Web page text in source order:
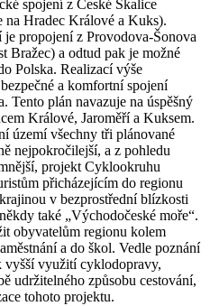
spojení z České Skalice
na Hradec Králové a Kuks).
propojení z Provodova-Šonova
Bražec) a odtud pak je možné
Polska. Realizací výše
a komfortní spojení
Tento plán navazuje na úspěšný
Králové, Jaroměří a Kuksem.
území všechny tři plánované
nejpokročilejší, a z pohledu
projekt Cyklookruhu
přicházejícím do regionu
v bezprostřední blízkosti
také „Východočeské moře“.
obyvatelům regionu kolem
a do škol. Vedle poznání
vyšší využití cyklodopravy,
udržitelného způsobu cestování,
tohoto projektu.